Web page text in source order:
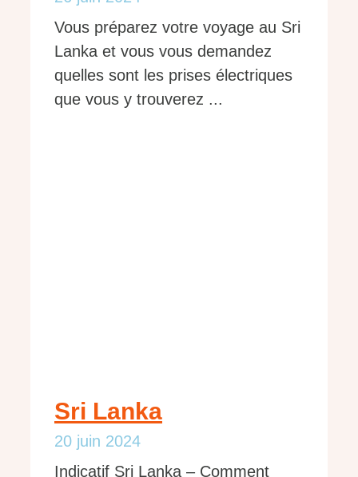
Vous préparez votre voyage au Sri
Lanka et vous vous demandez
quelles sont les prises électriques
que vous y trouverez ...
Sri Lanka
20 juin 2024
Indicatif Sri Lanka – Comment